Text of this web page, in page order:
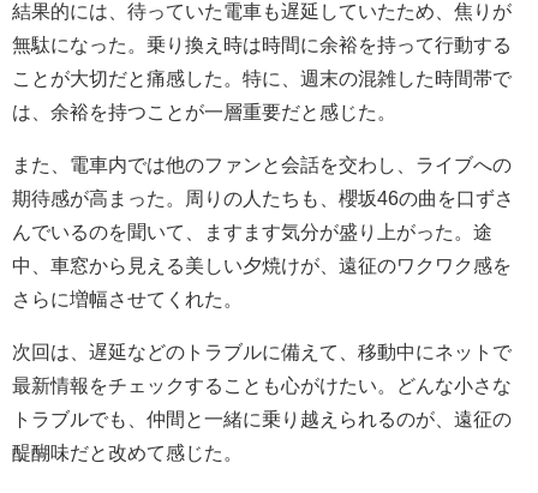
結果的には、待っていた電車も遅延していたため、焦りが
無駄になった。乗り換え時は時間に余裕を持って行動する
ことが大切だと痛感した。特に、週末の混雑した時間帯で
は、余裕を持つことが一層重要だと感じた。
また、電車内では他のファンと会話を交わし、ライブへの
期待感が高まった。周りの人たちも、櫻坂46の曲を口ずさ
んでいるのを聞いて、ますます気分が盛り上がった。途
中、車窓から見える美しい夕焼けが、遠征のワクワク感を
さらに増幅させてくれた。
次回は、遅延などのトラブルに備えて、移動中にネットで
最新情報をチェックすることも心がけたい。どんな小さな
トラブルでも、仲間と一緒に乗り越えられるのが、遠征の
醍醐味だと改めて感じた。